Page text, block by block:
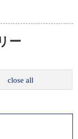
ー
close all